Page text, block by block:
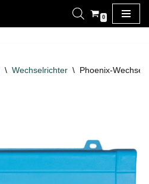
0
\ Wechselrichter \ Phoenix-